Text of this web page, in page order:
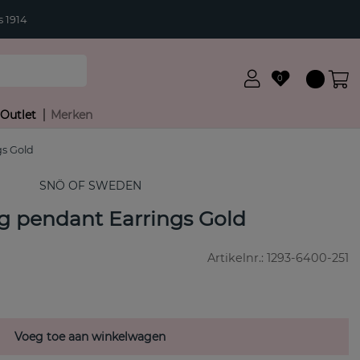
0
Outlet Merken
Gold
SNÖ OF SWEDEN
pendant Earrings Gold
Artikelnr.: 1293-6400-251
Voeg toe aan winkelwagen